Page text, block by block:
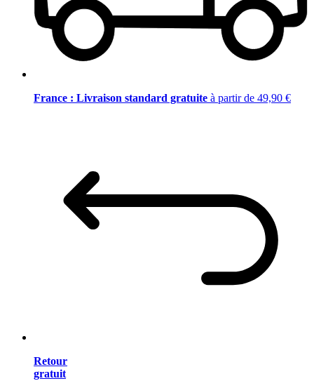
France : Livraison standard gratuite à partir de 49,90 €
Retour
gratuit